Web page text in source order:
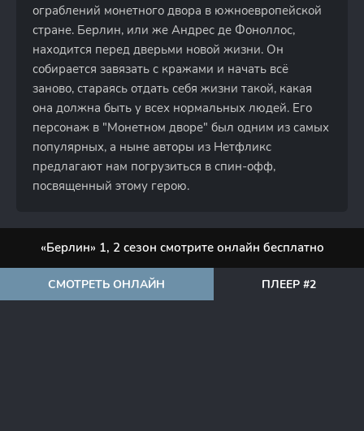
ограблений монетного двора в южноевропейской
стране. Берлин, или же Андрес де Фоноллос,
находится перед дверьми новой жизни. Он
собирается завязать с кражами и начать всё
заново, стараясь отдать себя жизни такой, какая
она должна быть у всех нормальных людей. Его
персонаж в "Монетном дворе" был одним из самых
популярных, а ныне авторы из Нетфликс
предлагают нам погрузиться в спин-офф,
посвященный этому герою.
«Берлин» 1, 2 сезон смотрите онлайн бесплатно
СМОТРЕТЬ ОНЛАЙН ПЛЕЕР #2